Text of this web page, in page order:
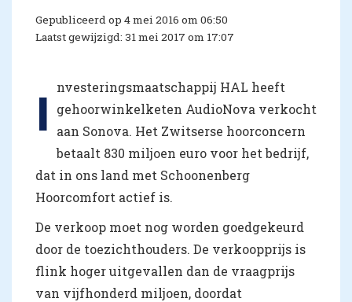
Gepubliceerd op 4 mei 2016 om 06:50
Laatst gewijzigd: 31 mei 2017 om 17:07
I
nvesteringsmaatschappij HAL heeft
gehoorwinkelketen AudioNova verkocht
aan Sonova. Het Zwitserse hoorconcern
betaalt 830 miljoen euro voor het bedrijf,
dat in ons land met Schoonenberg
Hoorcomfort actief is.
De verkoop moet nog worden goedgekeurd
door de toezichthouders. De verkoopprijs is
flink hoger uitgevallen dan de vraagprijs
van vijfhonderd miljoen, doordat